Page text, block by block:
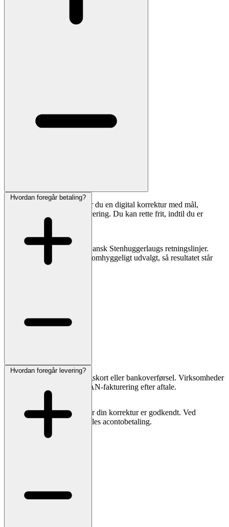
Inden fremstilling modtager du en digital korrektur med mål,
skrifttype, linjebrud og placering. Du kan rette frit, indtil du er
Vores stenhuggere følger Dansk Stenhuggerlaugs retningslinjer.
Materialer og håndværk er omhyggeligt udvalgt, så resultatet står
smukt i mange år.
Hvordan foregår betaling?
Du kan betale med betalingskort eller bankoverførsel. Virksomheder
og menighedsråd kan få EAN-fakturering efter aftale.
Vi trækker først beløbet, når din korrektur er godkendt. Ved
specialopgaver kan der aftales acontobetaling.
Hvordan foregår levering?